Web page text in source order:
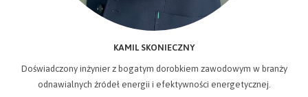
KAMIL SKONIECZNY
Doświadczony inżynier z bogatym dorobkiem zawodowym w branży
odnawialnych źródeł energii i efektywności energetycznej.